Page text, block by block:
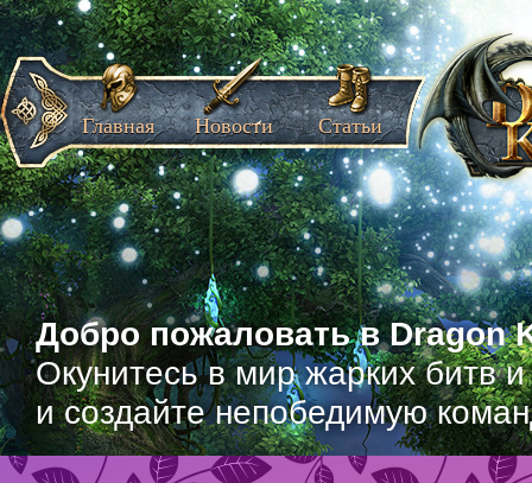
Добро пожаловать в Dragon
Окунитесь в мир жарких битв
и создайте непобедимую
Главная Новости Статьи